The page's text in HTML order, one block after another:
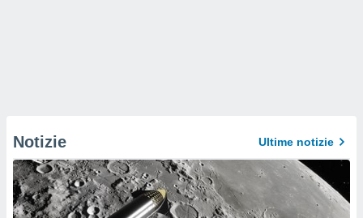
Notizie Ultime notizie